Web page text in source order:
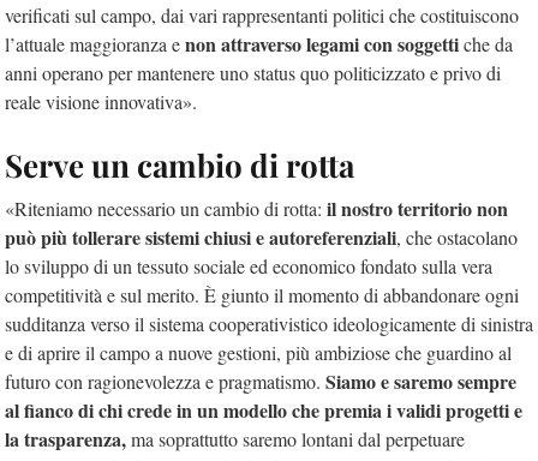
verificati sul campo, dai vari rappresentanti politici che costituiscono
l’attuale maggioranza enon attraverso legami con soggettiche da
anni operano per mantenere uno status quo politicizzato e privo di
reale visione innovativa».
Serve un cambio di rotta
«Riteniamo necessario un cambio di rotta: il nostro territorio non
può più tollerare sistemi chiusi e autoreferenziali, che ostacolano
lo sviluppo di un tessuto sociale ed economico fondato sulla vera
competitività e sul merito. È giunto il momento di abbandonare ogni
sudditanza verso il sistema cooperativistico ideologicamente di sinistra
e di aprire il campo a nuove gestioni, più ambiziose che guardino al
futuro con ragionevolezza e pragmatismo. Siamo e saremo sempre
al fianco di chi crede in un modello che premia i validi progetti e
la trasparenza,ma soprattutto saremo lontani dal perpetuare